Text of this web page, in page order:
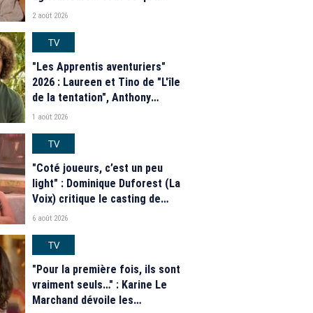
faut savoir sur la saison 21 du
2 août 2026
TV
"Les Apprentis aventuriers"
2026 : Laureen et Tino de "L'île
de la tentation", Anthony
Matéo, Jade Leboeuf... Le
de la télé-réalité de W9
1 août 2026
TV
"Coté joueurs, c’est un peu
light" : Dominique Duforest (La
Voix) critique le casting de
"Secret Story" 2026
6 août 2026
TV
"Pour la première fois, ils sont
vraiment seuls…" : Karine Le
Marchand dévoile les